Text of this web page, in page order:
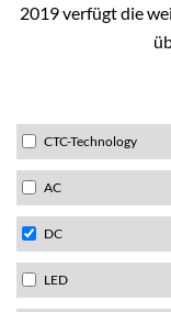
2019 verfügt die
CTC-Technology
AC
DC
LED